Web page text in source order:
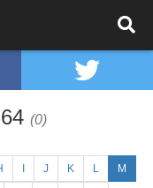
(0)
J K L M